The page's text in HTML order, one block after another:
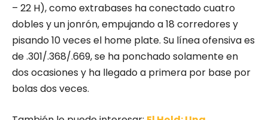
– 22 H), como extrabases ha conectado cuatro
dobles y un jonrón, empujando a 18 corredores y
pisando 10 veces el home plate. Su línea ofensiva es
de .301/.368/.669, se ha ponchado solamente en
dos ocasiones y ha llegado a primera por base por
bolas dos veces.